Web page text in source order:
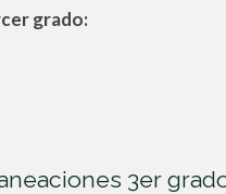
grado:
3er